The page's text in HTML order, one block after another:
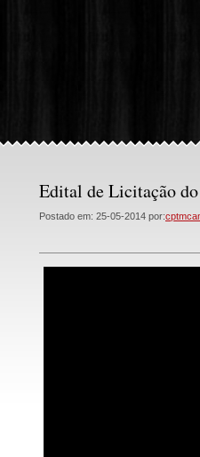
Edital de Licitação
Postado em: 25-05-2014 por: